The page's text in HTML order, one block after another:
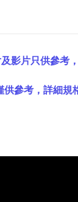
影片只供參考
供參考，詳細